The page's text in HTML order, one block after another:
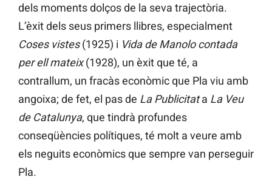
dels moments dolços de la seva trajectòria.
L’èxit dels seus primers llibres, especialment
Coses vistes(1925) i Vida de Manolo contada
per ell mateix(1928), un èxit que té, a
contrallum, un fracàs econòmic que Pla viu amb
angoixa; de fet, el pas de La Publicitata La Veu
de Catalunya, que tindrà profundes
conseqüències polítiques, té molt a veure amb
els neguits econòmics que sempre van perseguir
Pla.